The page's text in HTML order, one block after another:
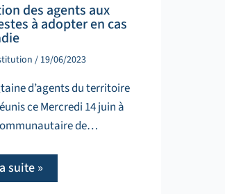
des agents aux
à adopter en cas
/ 19/06/2023
d’agents du territoire
ce Mercredi 14 juin à
de…
suite »